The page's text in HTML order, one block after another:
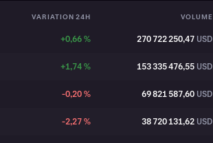
VARIATION 24H VOLUME
+0,66 % 270 722 250,47 USD
+1,74 % 153 335 476,55 USD
-0,20 % 69 821 587,60 USD
-2,27 % 38 720 131,62 USD